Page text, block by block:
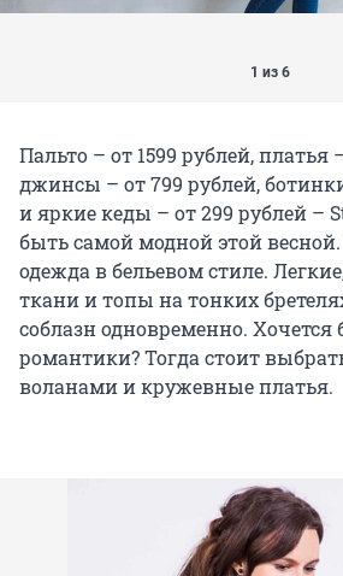
1 из 6
Пальто – от 1599 рублей, платья
джинсы – от 799 рублей,
и яркие кеды – от 299 рублей –
быть самой модной этой весной.
одежда в бельевом стиле.
ткани и топы на тонких
соблазн одновременно. Хочется
романтики? Тогда стоит
воланами и кружевные платья.